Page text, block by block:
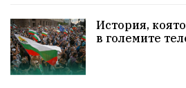
ПътнаБезопасност
ОколнаСреда
История,
в големите